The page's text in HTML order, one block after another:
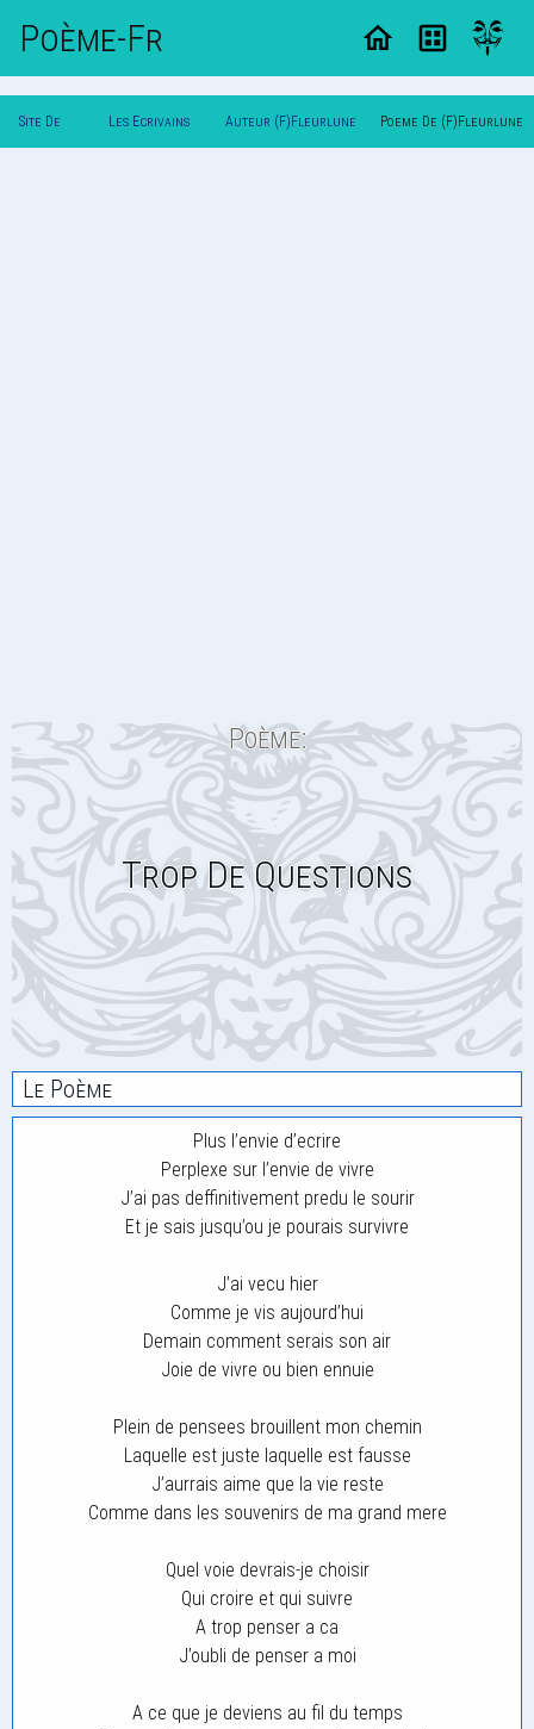
Poème-Fr
Site De Les Ecrivains Auteur (F)Fleurlune Poeme De (F)Fleurlune
Poème:
Trop De Questions
Le Poème
Plus l’envie d’ecrire
Perplexe sur l’envie de vivre
J’ai pas deffinitivement predu le sourir
Et je sais jusqu’ou je pourais survivre
J’ai vecu hier
Comme je vis aujourd’hui
Demain comment serais son air
Joie de vivre ou bien ennuie
Plein de pensees brouillent mon chemin
Laquelle est juste laquelle est fausse
J’aurrais aime que la vie reste
Comme dans les souvenirs de ma grand mere
Quel voie devrais-je choisir
Qui croire et qui suivre
A trop penser a ca
J’oubli de penser a moi
A ce que je deviens au fil du temps